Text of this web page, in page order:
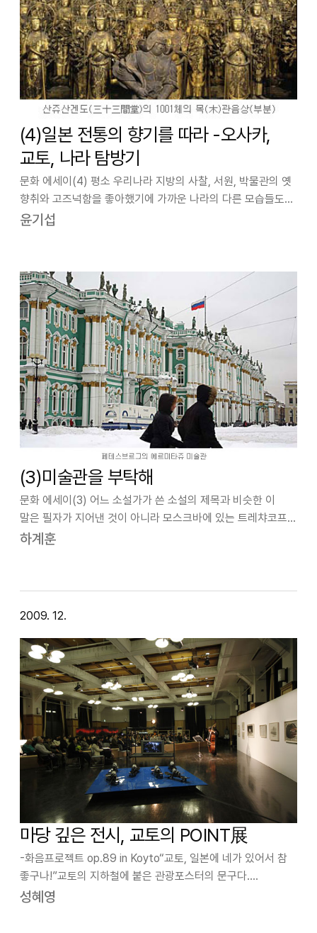
(4)일본 전통의 향기를 따라 -오사카,
교토, 나라 탐방기
문화 에세이(4) 평소 우리나라 지방의 사찰, 서원, 박물관의 옛
향취와 고즈넉함을 좋아했기에 가까운 나라의 다른 모습들도
보고 싶었던 필자는 드디어 지난 2월 4일부터 7일까지 4일
윤기섭
(3)미술관을 부탁해
문화 에세이(3) 어느 소설가가 쓴 소설의 제목과 비슷한 이
말은 필자가 지어낸 것이 아니라 모스크바에 있는 트레챠코프
미술관의 설립자인 파벨 트레챠코프(Pavel Tretyakov)가
하계훈
2009. 12.
마당 깊은 전시, 교토의 POINT展
-화음프로젝트 op.89 in Koyto“교토, 일본에 네가 있어서 참
좋구나!”교토의 지하철에 붙은 관광포스터의 문구다.
여차여차해서 교토에 정착한 지 5개월여가 되었지만 그 문구를
성혜영